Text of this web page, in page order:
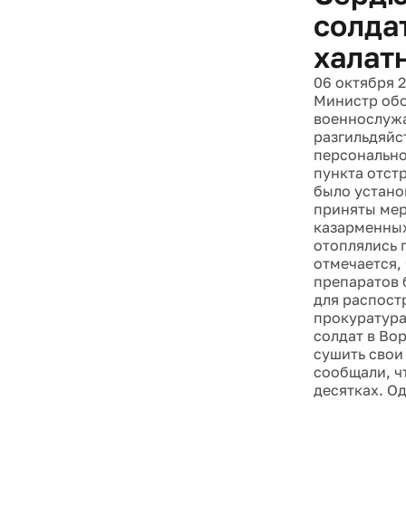
06 октября
Министр
пункта
было
приняты
отоплялись
препаратов
для
солдат в
сушить
сообщали,
десятках.